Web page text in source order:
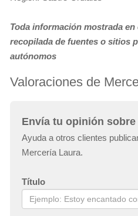
Toda información mostrada
recopilada de fuentes o sitios
autónomos
Valoraciones de
Envía tu opinión
Ayuda a otros clientes
Mercería Laura.
Título